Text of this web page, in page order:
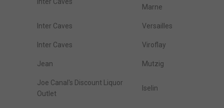
Marne
Inter Caves Versailles
Inter Caves Viroflay
Jean Mutzig
Joe Canal's Discount Liquor
Outlet
Iselin